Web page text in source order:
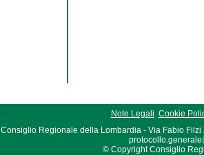
Note Legali Cookie
Consiglio Regionale della Lombardia - Via Fabio Filzi
© Copyright Consiglio